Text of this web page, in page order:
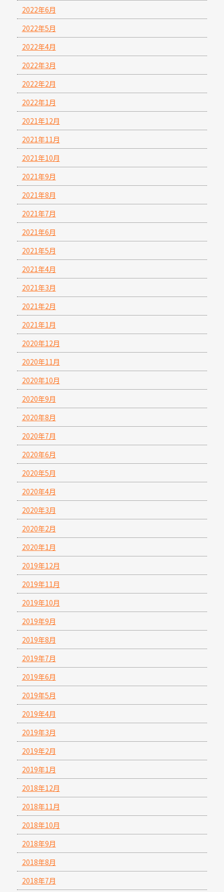
2022年6月
2022年5月
2022年4月
2022年3月
2022年2月
2022年1月
2021年12月
2021年11月
2021年10月
2021年9月
2021年8月
2021年7月
2021年6月
2021年5月
2021年4月
2021年3月
2021年2月
2021年1月
2020年12月
2020年11月
2020年10月
2020年9月
2020年8月
2020年7月
2020年6月
2020年5月
2020年4月
2020年3月
2020年2月
2020年1月
2019年12月
2019年11月
2019年10月
2019年9月
2019年8月
2019年7月
2019年6月
2019年5月
2019年4月
2019年3月
2019年2月
2019年1月
2018年12月
2018年11月
2018年10月
2018年9月
2018年8月
2018年7月